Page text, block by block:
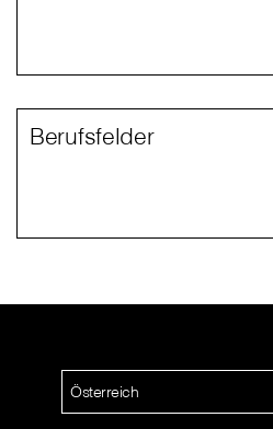
Berufsfelder
Österreich